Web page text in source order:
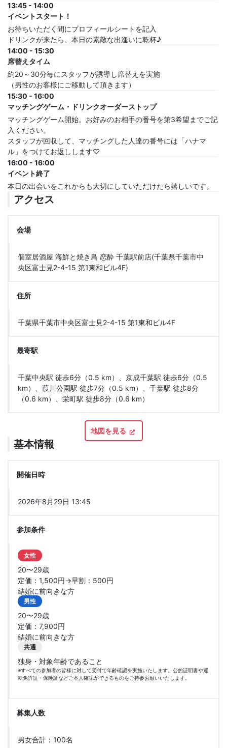
13:45 - 14:00
イベントスタート！
お待ちいただく間にプロフィールシートを記入
ドリンクが来たら、本日の素敵な出逢いに乾杯♪
14:00 - 15:30
席替えタイム
約20～30分毎にスタッフが誘導し席替えを実施
（男性のお客様にご移動して頂きます）
15:30 - 16:00
マッチングゲーム・ドリンクオーダーストップ
マッチングゲーム開始。お好みのお相手の番号を第3希望までご記
入ください。
スタッフが回収して、マッチングした人達の番号には「ハナマ
ル」をつけてお返しします♡
16:00 - 16:00
イベント終了
本日の出会いをこれからも大切にしていただけたら嬉しいです。
アクセス
会場
個室居酒屋 海鮮と焼き鳥 恋酔 千葉駅前店(千葉県千葉市中
央区富士見2-4-15 第1東和ビル4F)
住所
千葉県千葉市中央区富士見2-4-15 第1東和ビル4F
最寄駅
千葉中央駅 徒歩6分（0.5 km）、京成千葉駅 徒歩6分（0.5
km）、葭川公園駅 徒歩7分（0.5 km）、千葉駅 徒歩8分
（0.6 km）、栄町駅 徒歩8分（0.6 km）
地図を見る
基本情報
開催日時
2026年8月29日 13:45
参加条件
女性
20〜29歳
定価：1,500円→早割：500円
結婚に前向きな方
男性
20〜29歳
定価：7,900円
結婚に前向きな方
共通
独身・対象年齢であること
※すべての参加者の皆様に対して受付で年齢確認を実施いたします。公的証明書や運
転免許証・保険証などご本人確認ができるものをご持参お願いいたします。
募集人数
男女合計：100名